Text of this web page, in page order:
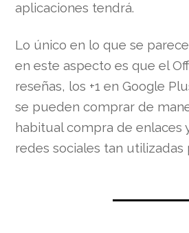
aplicaciones tendrá.
Lo único en lo que se
en este aspecto es que el
reseñas, los +1 en Google
se pueden comprar de
habitual compra de enlaces
redes sociales tan utilizadas